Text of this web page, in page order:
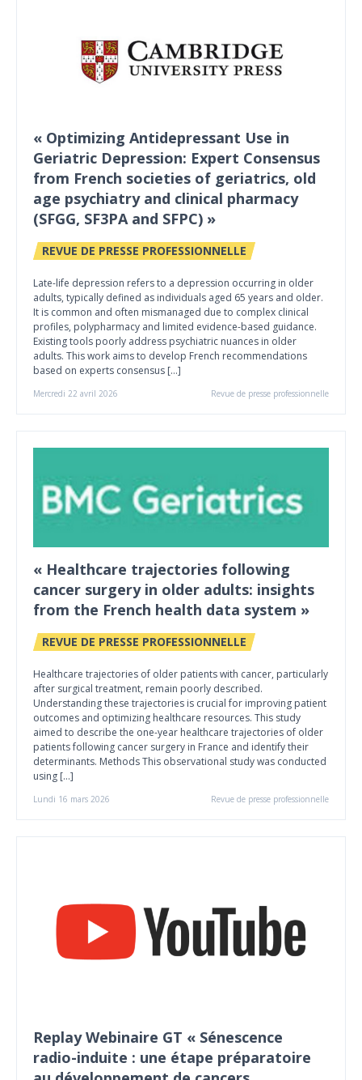
« Optimizing Antidepressant Use in
Geriatric Depression: Expert Consensus
from French societies of geriatrics, old
age psychiatry and clinical pharmacy
(SFGG, SF3PA and SFPC) »
REVUE DE PRESSE PROFESSIONNELLE
Late-life depression refers to a depression occurring in older
adults, typically defined as individuals aged 65 years and older.
It is common and often mismanaged due to complex clinical
profiles, polypharmacy and limited evidence-based guidance.
Existing tools poorly address psychiatric nuances in older
adults. This work aims to develop French recommendations
based on experts consensus […]
Mercredi 22 avril 2026 Revue de presse professionnelle
« Healthcare trajectories following
cancer surgery in older adults: insights
from the French health data system »
REVUE DE PRESSE PROFESSIONNELLE
Healthcare trajectories of older patients with cancer, particularly
after surgical treatment, remain poorly described.
Understanding these trajectories is crucial for improving patient
outcomes and optimizing healthcare resources. This study
aimed to describe the one-year healthcare trajectories of older
patients following cancer surgery in France and identify their
determinants. Methods This observational study was conducted
using […]
Lundi 16 mars 2026 Revue de presse professionnelle
Replay Webinaire GT « Sénescence
radio-induite : une étape préparatoire